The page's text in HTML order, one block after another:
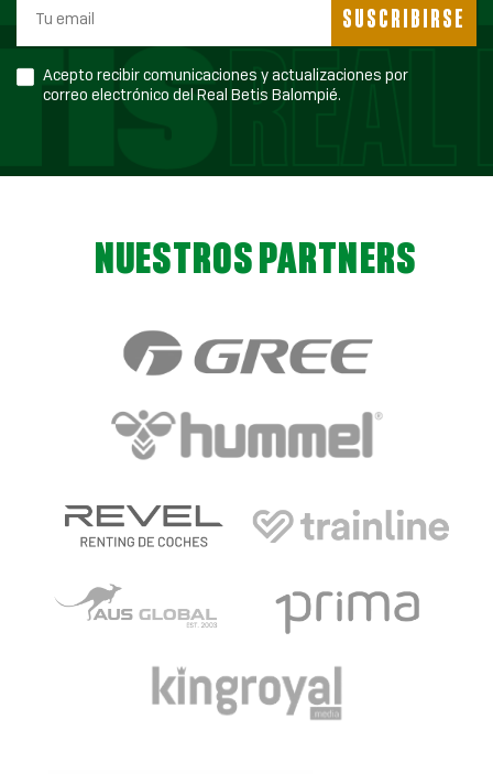
SUSCRIBIRSE
Acepto recibir comunicaciones y actualizaciones por
correo electrónico del Real Betis Balompié.
NUESTROS PARTNERS